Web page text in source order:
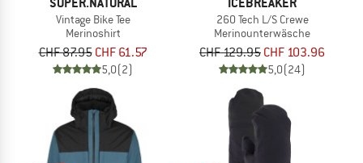
Vintage Bike Tee
Merinoshirt
CHF 87.95 CHF 61.57
5,0(2)
260 Tech L/S Crewe
Merinounterwäsche
CHF 129.95 CHF 103.96
5,0(24)